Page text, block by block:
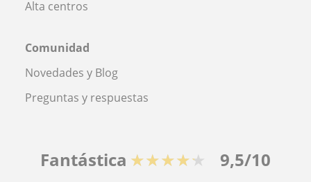
Alta centros
Comunidad
Novedades y Blog
Preguntas y respuestas
Fantástica ★★★★★ 9,5/10